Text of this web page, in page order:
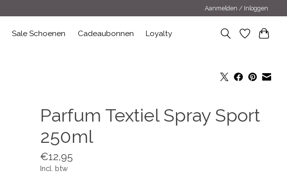
Aanmelden / Inloggen
Sale Schoenen Cadeaubonnen Loyalty
Parfum Textiel Spray Sport
250ml
€12,95
Incl. btw